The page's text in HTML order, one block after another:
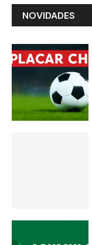
NOVIDADES